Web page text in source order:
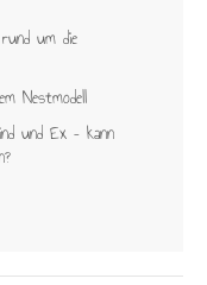
um die
Nestmodell
und Ex – kann